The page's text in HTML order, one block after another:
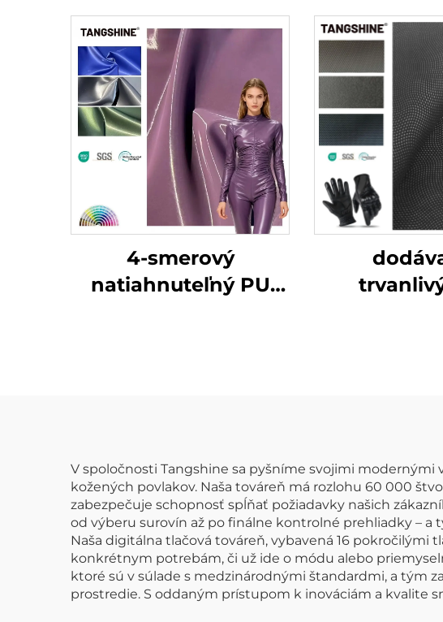
4-smerový
natiahnuteľný PU
V spoločnosti Tangshine sa pyšníme svojimi
kožených povlakov. Naša továreň má rozlohu 60 000
zabezpečuje schopnosť spĺňať požiadavky našich
od výberu surovín až po finálne kontrolné prehliadky – a
Naša digitálna tlačová továreň, vybavená 16
konkrétnym potrebám, či už ide o módu alebo
ktoré sú v súlade s medzinárodnými štandardmi, a tým
prostredie. S oddaným prístupom k inováciám a kvalite